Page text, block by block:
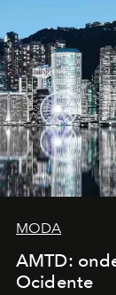
MODA
AMTD:
Ocidente